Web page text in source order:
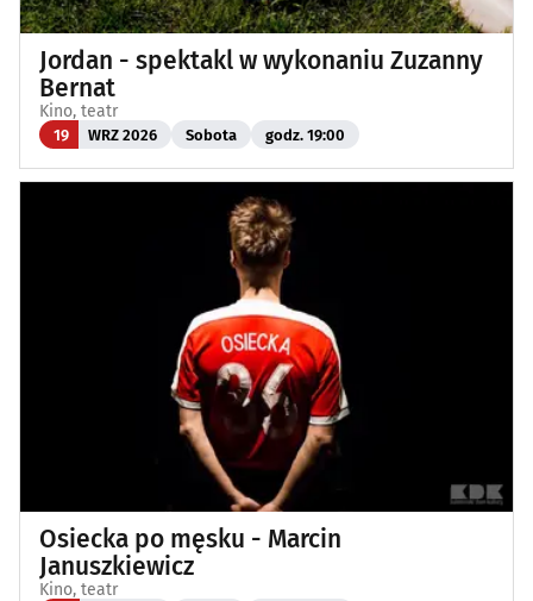
Jordan - spektakl w wykonaniu Zuzanny
Bernat
Kino, teatr
19 WRZ 2026 Sobota godz. 19:00
Osiecka po męsku - Marcin
Januszkiewicz
Kino, teatr